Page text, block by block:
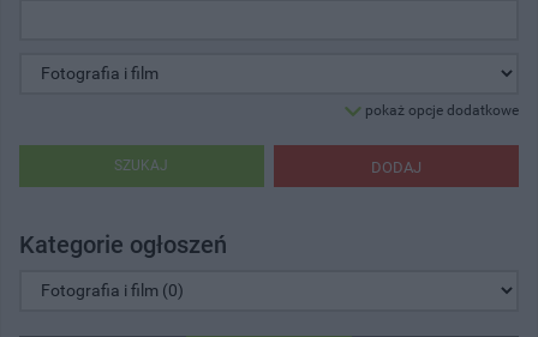
pokaż opcje dodatkowe
DODAJ
SZUKAJ
Kategorie ogłoszeń